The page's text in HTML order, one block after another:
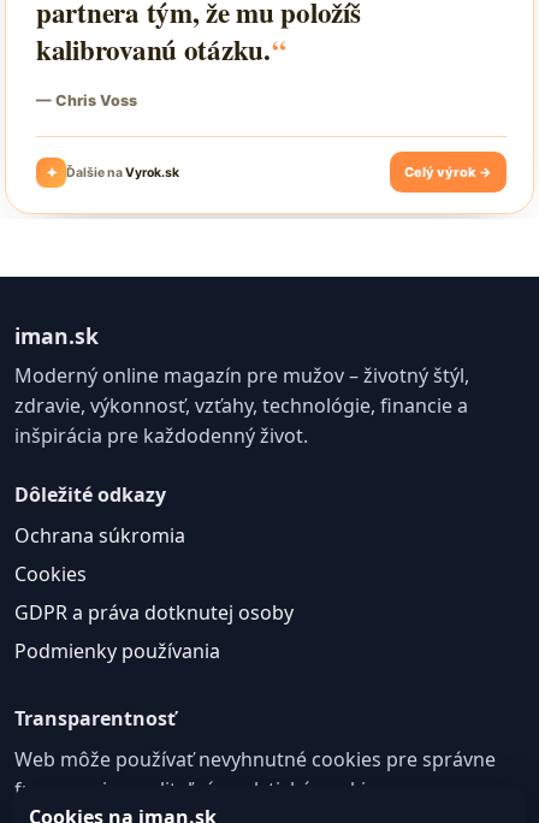
iman.sk
Moderný online magazín pre mužov – životný štýl,
zdravie, výkonnosť, vzťahy, technológie, financie a
inšpirácia pre každodenný život.
Dôležité odkazy
Ochrana súkromia
Cookies
GDPR a práva dotknutej osoby
Podmienky používania
Transparentnosť
Web môže používať nevyhnutné cookies pre správne
fungovanie a voliteľné analytické cookies na
Cookies na iman.sk